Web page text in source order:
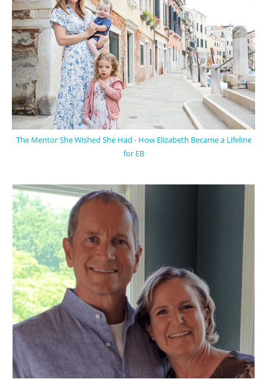
The Mentor She Wished She Had - How Elizabeth Became a Lifeline
for EB